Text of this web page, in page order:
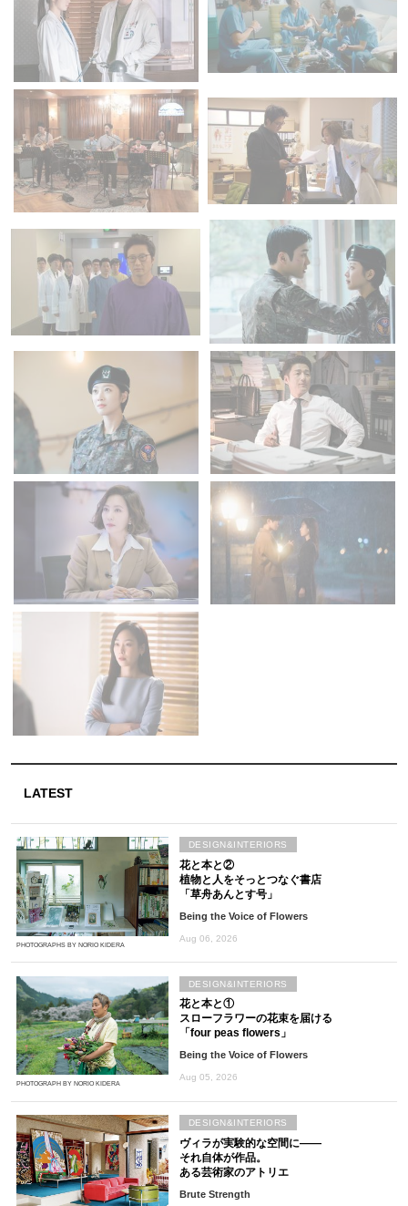
LATEST
PHOTOGRAPHS BY NORIO KIDERA
花と本と②
植物と人をそっとつなぐ書店
「草舟あんとす号」
Being the Voice of Flowers
Aug 06, 2026
DESIGN&INTERIORS
PHOTOGRAPH BY NORIO KIDERA
花と本と①
スローフラワーの花束を届ける
「four peas flowers」
Being the Voice of Flowers
Aug 05, 2026
DESIGN&INTERIORS
ヴィラが実験的な空間に――
それ自体が作品。
ある芸術家のアトリエ
Brute Strength
DESIGN&INTERIORS